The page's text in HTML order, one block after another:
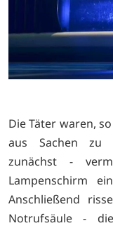
Die Täter waren,
aus Sachen zu
zunächst -
Lampenschirm
Anschließend
Notrufsäule -